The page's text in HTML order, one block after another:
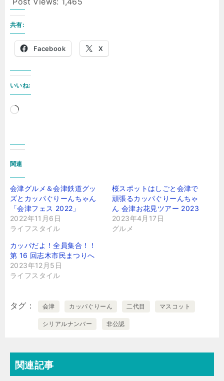
共有:
Facebook X
いいね:
読
関連
会津グルメ＆会津鉄道グッ
ズとカッパぐりーんちゃん
「会津フェス 2022」
2022年11月6日
ライフスタイル
桜スポットはしごと会津で
頑張るカッパぐりーんちゃ
ん 会津お花見ツアー 2023
2023年4月17日
グルメ
カッパだよ！全員集合！！
第 16 回志木市民まつりへ
2023年12月5日
ライフスタイル
タグ 会津 カッパぐりーん 二代目 マスコット
シリアルナンバー 非公認
関連記事